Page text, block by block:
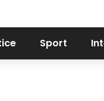
Sport